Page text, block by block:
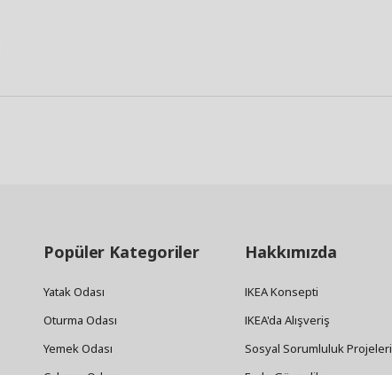
Popüler Kategoriler
Yatak Odası
Oturma Odası
Yemek Odası
Hakkımızda
IKEA Konsepti
IKEA'da Alışveriş
Sosyal Sorumluluk Projeleri